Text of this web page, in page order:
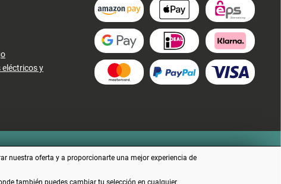
y
nuestra oferta y a proporcionarte una mejor experiencia de
también puedes cambiar tu selección en cualquier